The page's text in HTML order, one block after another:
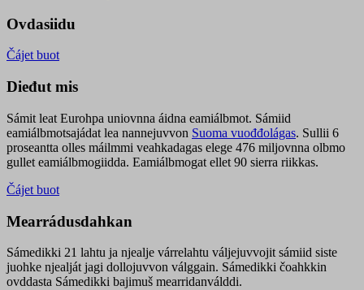
Ovdasiidu
Čájet buot
Dieđut mis
Sámit leat Eurohpa uniovnna áidna eamiálbmot. Sámiid
eamiálbmotsajádat lea nannejuvvon Suoma vuođđolágas. Sullii 6
proseantta olles máilmmi veahkadagas elege 476 miljovnna olbmo
gullet eamiálbmogiidda. Eamiálbmogat ellet 90 sierra riikkas.
Čájet buot
Mearrádusdahkan
Sámedikki 21 lahtu ja njealje várrelahtu váljejuvvojit sámiid siste
juohke njealját jagi dollojuvvon válggain. Sámedikki čoahkkin
ovddasta Sámedikki bajimuš mearridanválddi.